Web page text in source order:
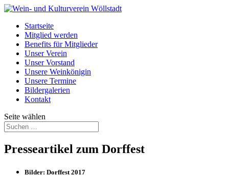
Startseite
Mitglied werden
Benefits für Mitglieder
Unser Verein
Unser Vorstand
Unsere Weinkönigin
Unsere Termine
Bildergalerien
Kontakt
Seite wählen
Presseartikel zum Dorffest
Bilder: Dorffest 2017